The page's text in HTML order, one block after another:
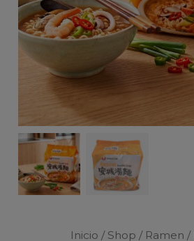
Inicio / Shop / Ramen /